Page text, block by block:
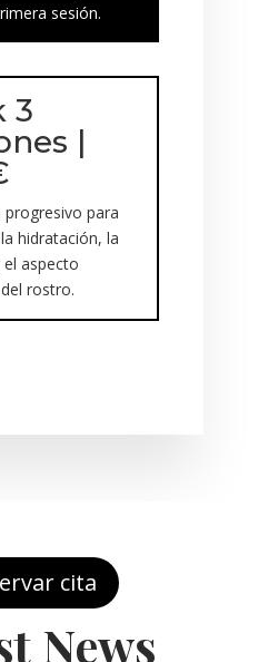
sesión.
3
|
progresivo para
hidratación, la
aspecto
rostro.
cita
News